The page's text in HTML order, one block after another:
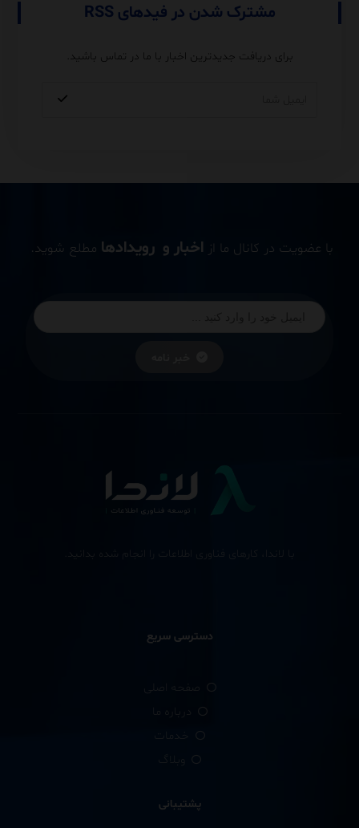
مشترک شدن در فیدهای RSS
برای دریافت جدیدترین اخبار با ما در تماس باشید.
با عضویت در کانال ما از اخبار و رویدادها مطلع شوید.
با لاندا، کارهای فناوری اطلاعات را انجام شده بدانید.
دسترسی سریع
صفحه اصلی
پشتیبانی